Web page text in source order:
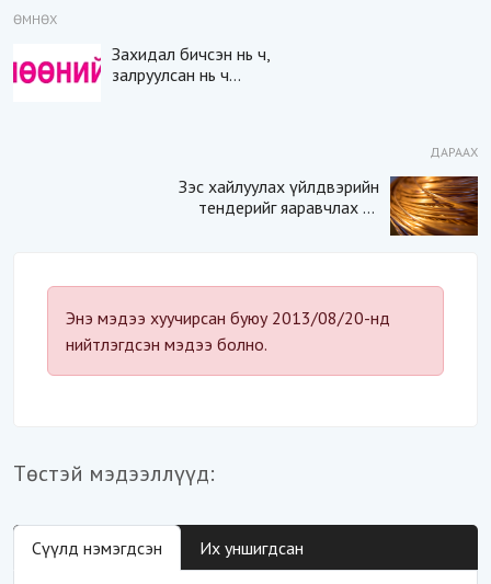
ӨМНӨХ
Захидал бичсэн нь ч,
залруулсан нь ч
ДАРААХ
Зэс хайлуулах үйлдвэрийн
тендерийг яаравчлах нь
Энэ мэдээ хуучирсан буюу 2013/08/20-нд
нийтлэгдсэн мэдээ болно.
Төстэй мэдээллүүд:
Сүүлд нэмэгдсэн Их уншигдсан